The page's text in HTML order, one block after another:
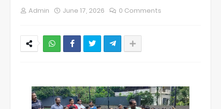
Admin June 17, 2026 0 Comments